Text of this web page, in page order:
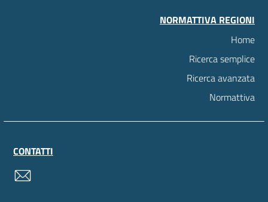
NORMATTIVA REGIONI
Home
Ricerca semplice
Ricerca avanzata
Normattiva
CONTATTI